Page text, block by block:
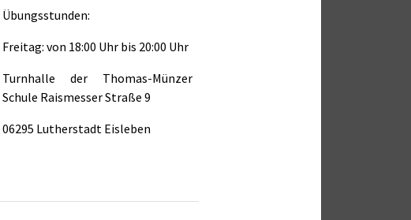
Übungsstunden:
Freitag: von 18:00 Uhr bis 20:00 Uhr
Turnhalle der Thomas-Münzer
Schule Raismesser Straße 9
06295 Lutherstadt Eisleben